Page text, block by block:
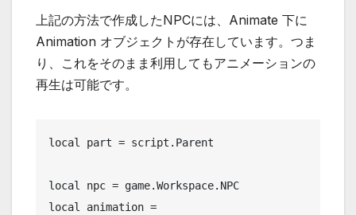
上記の方法で作成したNPCには、Animate 下に
Animation オブジェクトが存在しています。つま
り、これをそのまま利用してもアニメーションの
再生は可能です。
local part = script.Parent
local npc = game.Workspace.NPC
local animation =